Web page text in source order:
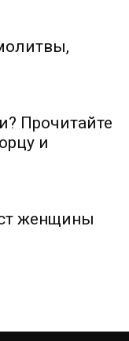
Прочитайте
и
женщины